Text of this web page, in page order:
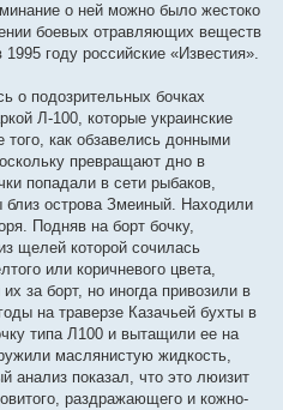
о ней можно было жестоко
боевых отравляющих веществ
году российские «Известия».
о подозрительных бочках
Л-100, которые украинские
как обзавелись донными
превращают дно в
попадали в сети рыбаков,
острова Змеиный. Находили
Подняв на борт бочку,
щелей которой сочилась
или коричневого цвета,
за борт, но иногда привозили в
на траверзе Казачьей бухты в
типа Л100 и вытащили ее на
маслянистую жидкость,
анализ показал, что это люизит
раздражающего и кожно-